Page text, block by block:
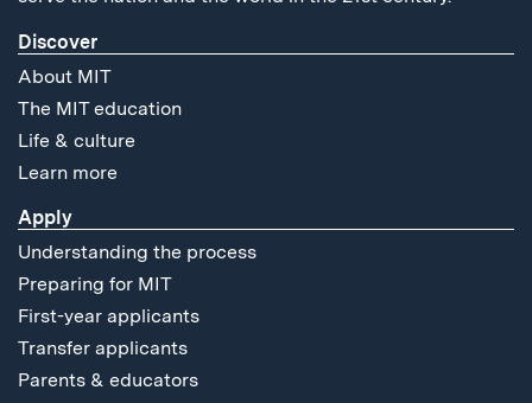
Discover
About MIT
The MIT education
Life & culture
Learn more
Apply
Understanding the process
Preparing for MIT
First-year applicants
Transfer applicants
Parents & educators